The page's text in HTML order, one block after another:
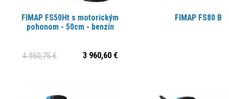
FIMAP FS50Ht s motorickým
pohonom - 50cm - benzín
3 960,60 €
4 950,75 €
FIMAP FS80 B